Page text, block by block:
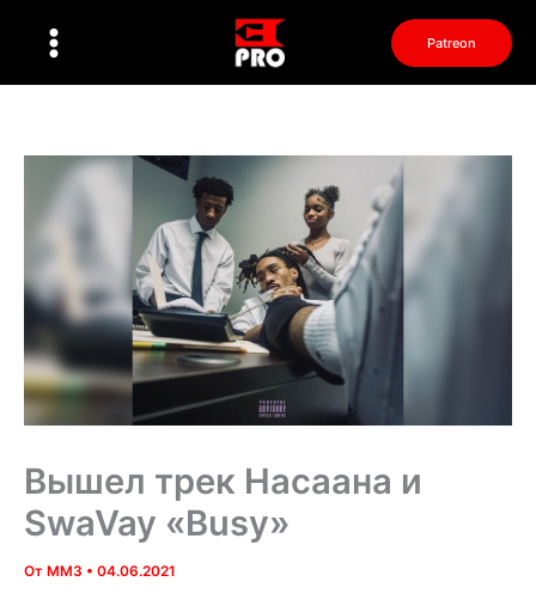
Patreon
Вышел трек Насаана и
SwaVay «Busy»
От MM3 • 04.06.2021